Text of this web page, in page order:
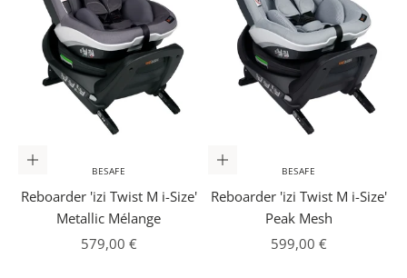
In den Warenkorb
BESAFE
Reboarder 'izi Twist M i-Size'
Metallic Mélange
Angebot
579,00 €
In den Warenkorb
BESAFE
Reboarder 'izi Twist M i-Size'
Peak Mesh
Angebot
599,00 €